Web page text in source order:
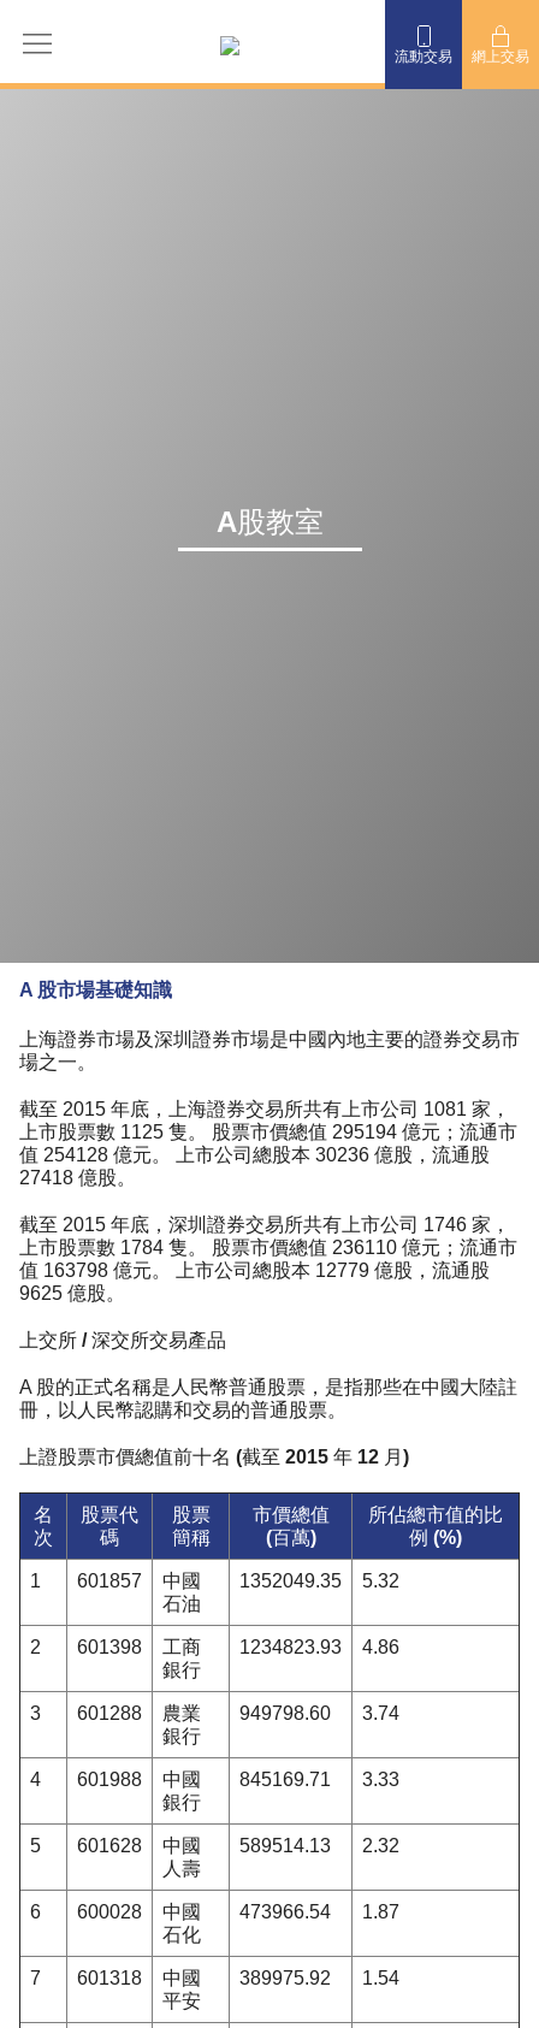
流動交易 網上交易
A股教室
A 股市場基礎知識
上海證券市場及深圳證券市場是中國內地主要的證券交易市
場之一。
截至 2015 年底，上海證券交易所共有上市公司 1081 家，
上市股票數 1125 隻。 股票市價總值 295194 億元；流通市
值 254128 億元。 上市公司總股本 30236 億股，流通股
27418 億股。
截至 2015 年底，深圳證券交易所共有上市公司 1746 家，
上市股票數 1784 隻。 股票市價總值 236110 億元；流通市
值 163798 億元。 上市公司總股本 12779 億股，流通股
9625 億股。
上交所 / 深交所交易產品
A 股的正式名稱是人民幣普通股票，是指那些在中國大陸註
冊，以人民幣認購和交易的普通股票。
上證股票市價總值前十名 (截至 2015 年 12 月)
名
次
股票代
碼
股票
簡稱
市價總值
(百萬)
所佔總市值的比
例 (%)
1 601857
中國
石油
1352049.35 5.32
2 601398
工商
銀行
1234823.93 4.86
3 601288
農業
銀行
949798.60 3.74
4 601988
中國
銀行
845169.71 3.33
5 601628
中國
人壽
589514.13 2.32
6 600028
中國
石化
473966.54 1.87
7 601318
中國
平安
389975.92 1.54